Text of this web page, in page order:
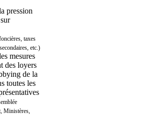
pression
taxes
etc.)
mesures
des loyers
de la
toutes les
Ministères,